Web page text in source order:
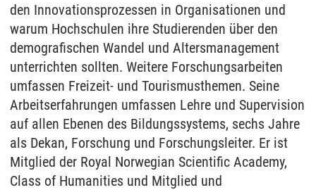
den Innovationsprozessen in Organisationen und
warum Hochschulen ihre Studierenden über den
demografischen Wandel und Altersmanagement
unterrichten sollten. Weitere Forschungsarbeiten
umfassen Freizeit- und Tourismusthemen. Seine
Arbeitserfahrungen umfassen Lehre und Supervision
auf allen Ebenen des Bildungssystems, sechs Jahre
als Dekan, Forschung und Forschungsleiter. Er ist
Mitglied der Royal Norwegian Scientific Academy,
Class of Humanities und Mitglied und